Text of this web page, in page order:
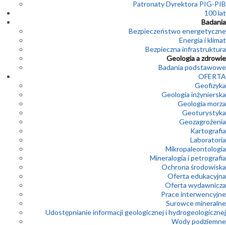
Patronaty Dyrektora PIG-PIB
100 lat
Badania
Bezpieczeństwo energetyczne
Energia i klimat
Bezpieczna infrastruktura
Geologia a zdrowie
Badania podstawowe
OFERTA
Geofizyka
Geologia inżynierska
Geologia morza
Geoturystyka
Geozagrożenia
Kartografia
Laboratoria
Mikropaleontologia
Mineralogia i petrografia
Ochrona środowiska
Oferta edukacyjna
Oferta wydawnicza
Prace interwencyjne
Surowce mineralne
Udostępnianie informacji geologicznej i hydrogeologicznej
Wody podziemne